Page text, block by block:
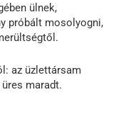
ülnek,
próbált mosolyogni,
az üzlettársam
maradt.